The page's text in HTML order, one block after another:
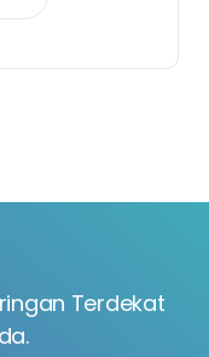
Terdekat